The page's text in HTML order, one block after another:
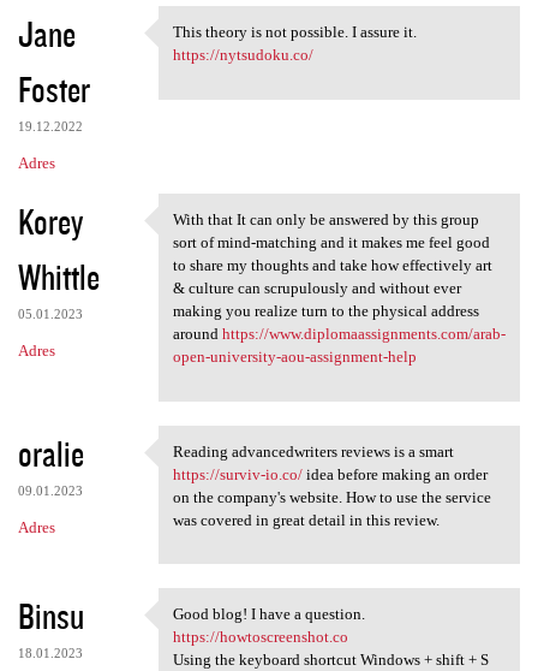
K
o
m
e
n
a
r
z
e
Jane
Foster
19.12.2022
Adres
This theory is not possible.
This theory is not possible. I assure it.
https://nytsudoku.co/
Korey
Whittle
05.01.2023
Adres
With that It can only be
With that It can only be answered by this group
sort of mind-matching and it makes me feel good
to share my thoughts and take how effectively art
& culture can scrupulously and without ever
making you realize turn to the physical address
around https://www.diplomaassignments.com/arab-
open-university-aou-assignment-help
oralie
09.01.2023
Adres
Reading advancedwriters
Reading advancedwriters reviews is a smart
https://surviv-io.co/idea before making an order
on the company's website. How to use the service
was covered in great detail in this review.
Binsu
18.01.2023
Good blog! I have a question.
Good blog! I have a question.
https://howtoscreenshot.co
Using the keyboard shortcut Windows + shift + S